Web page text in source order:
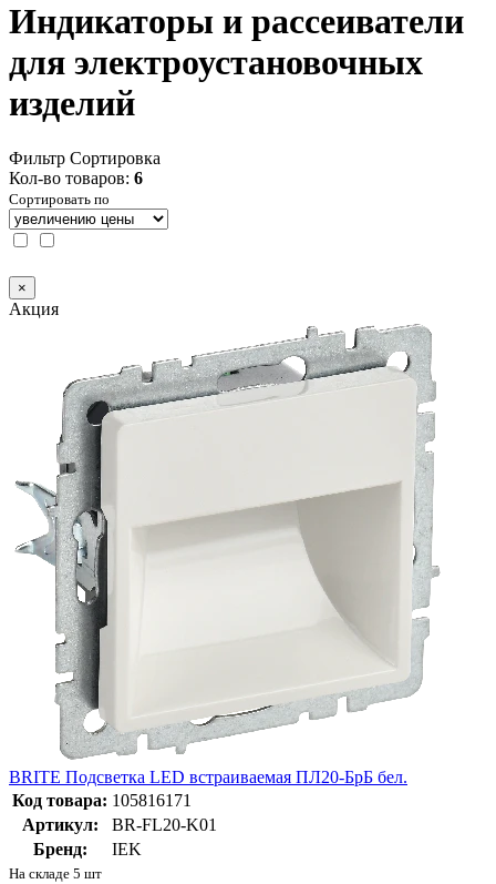
Индикаторы и рассеиватели
для электроустановочных
изделий
Фильтр Сортировка
Кол-во товаров: 6
Сортировать по
×
Акция
BRITE Подсветка LED встраиваемая ПЛ20-БрБ бел.
Код товара: 105816171
Артикул:
BR-FL20-K01
Бренд:
IEK
На складе 5 шт